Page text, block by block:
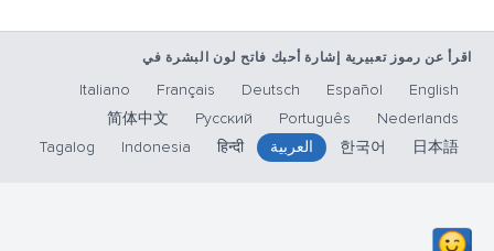
اقرأ عن رموز تعبيرية إشارة أحبك فاتح لون البشرة في
English
Español
Deutsch
Français
Italiano
Nederlands
Português
Русский
简体中文
日本語
한국어 العربية हिन्दी
Indonesia
Tagalog